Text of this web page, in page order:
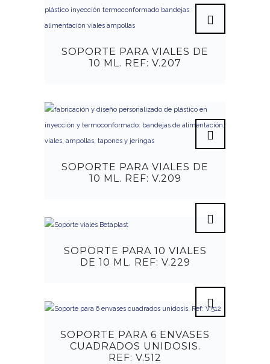
SOPORTE PARA VIALES DE
10 ML. REF: V.207
SOPORTE PARA VIALES DE
10 ML. REF: V.209
SOPORTE PARA 10 VIALES
DE 10 ML. REF: V.229
SOPORTE PARA 6 ENVASES
CUADRADOS UNIDOSIS.
REF: V.512